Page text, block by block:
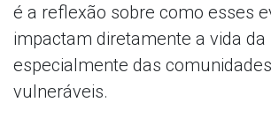
é a reflexão sobre como esses
impactam diretamente a vida da
especialmente das
vulneráveis.